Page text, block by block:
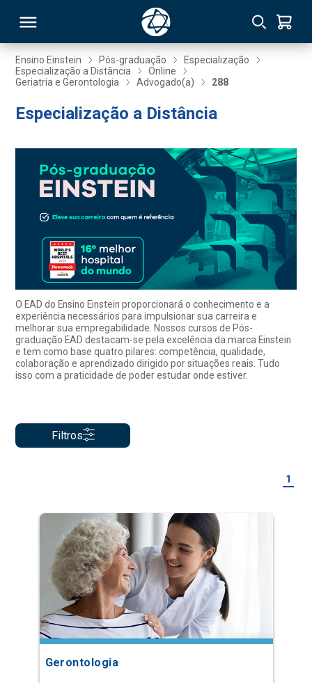
Ensino Einstein Pós-graduação
Especialização
Especialização a Distância
Online
Geriatria e Gerontologia
Advogado(a) 288
Especialização a Distância
O EAD do Ensino Einstein proporcionará o conhecimento e a
experiência necessários para impulsionar sua carreira e
melhorar sua empregabilidade. Nossos cursos de Pós-
graduação EAD destacam-se pela excelência da marca Einstein
e tem como base quatro pilares: competência, qualidade,
colaboração e aprendizado dirigido por situações reais. Tudo
isso com a praticidade de poder estudar onde estiver.
Filtros
1
Gerontologia